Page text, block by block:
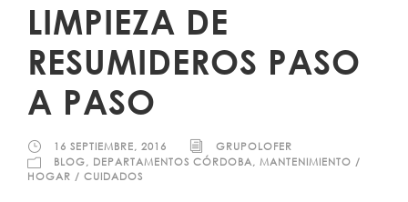
LIMPIEZA DE
RESUMIDEROS PASO
A PASO
16 SEPTIEMBRE, 2016
GRUPOLOFER
BLOG, DEPARTAMENTOS CÓRDOBA, MANTENIMIENTO /
HOGAR / CUIDADOS